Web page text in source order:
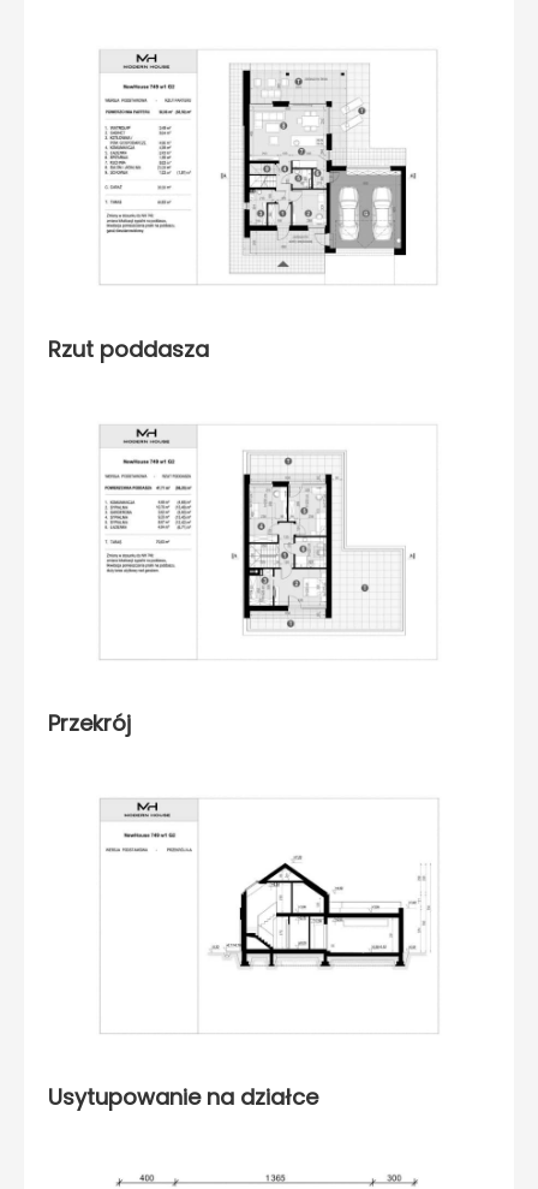
Rzut poddasza
Przekrój
Usytupowanie na działce